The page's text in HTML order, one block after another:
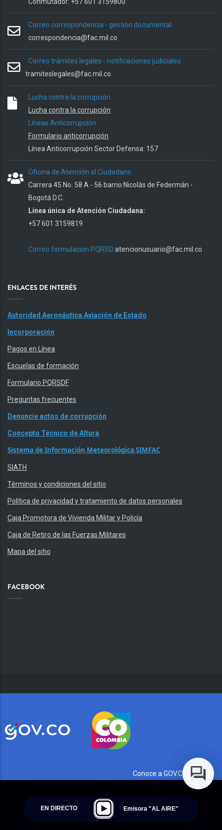
Correo correspondencia - gestión documental
correspondencia@fac.mil.co
Correo trámites legales - notificaciones judiciales
tramiteslegales@fac.mil.co
Lucha contra la corrupción
Lucha contra la corrupción
Líneas Anticorrupción
Formulario anticorrupción
Línea Anticorrupción Sector Defensa: 157
Oficina de Atención al Ciudadano
Carrera 45 No. 58 A - 56 barrio Nicolás de Federmán -
Bogotá D.C.
Línea única de Atención Ciudadana:
+57 601 3159819
Correo formulación PQRSD:atencionusuario@fac.mil.co
ENLACES DE INTERÉS
Autoridad Aeronáutica Aviación de Estado
Incorporación
Pagos en Línea
Escuelas de formación
Formulario PQRSDF
Preguntas frecuentes
Denuncie actos de corrupción
Concepto Técnico de Altura
Sistema de Información Meteorológica SIMFAC
SIATH
Términos y condiciones del sitio
Política de privacidad y tratamiento de datos personales
Caja Promotora de Vivienda Militar y Policía
Caja de Retiro de las Fuerzas Militares
Mapa del sitio
FACEBOOK
EN DIRECTO Emisora "AL AIRE"
Conoce a GOV.CO aquí